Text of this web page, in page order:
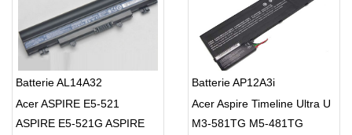
Batterie AL14A32
Acer ASPIRE E5-521
ASPIRE E5-521G ASPIRE
Batterie AP12A3i
Acer Aspire Timeline Ultra U
M3-581TG M5-481TG